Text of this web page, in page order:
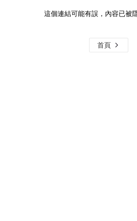
這個連結可能有誤，內容已被
首頁